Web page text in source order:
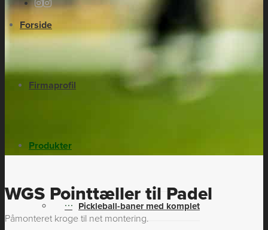
Forside
Firmaprofil
Produkter
Pickleball-baner med komplet
WGS Pointtæller til Padel
Påmonteret kroge til net montering.